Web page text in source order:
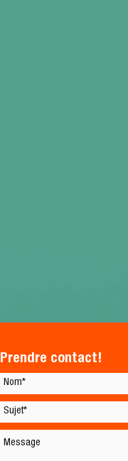
Prendre contact!